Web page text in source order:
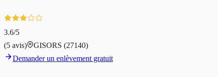
3.6/5
(5 avis) GISORS (27140)
Demander un enlèvement gratuit